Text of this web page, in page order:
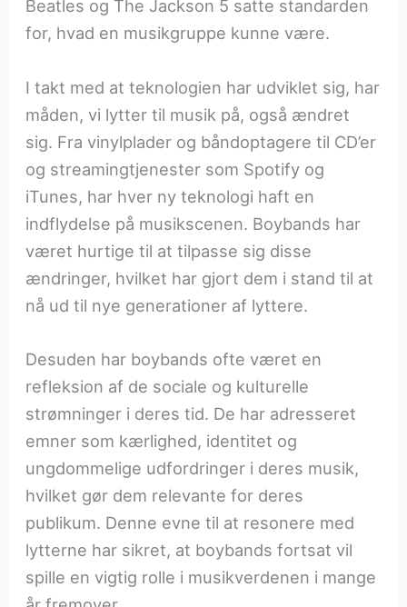
Beatles og The Jackson 5 satte standarden
for, hvad en musikgruppe kunne være.
I takt med at teknologien har udviklet sig, har
måden, vi lytter til musik på, også ændret
sig. Fra vinylplader og båndoptagere til CD’er
og streamingtjenester som Spotify og
iTunes, har hver ny teknologi haft en
indflydelse på musikscenen. Boybands har
været hurtige til at tilpasse sig disse
ændringer, hvilket har gjort dem i stand til at
nå ud til nye generationer af lyttere.
Desuden har boybands ofte været en
refleksion af de sociale og kulturelle
strømninger i deres tid. De har adresseret
emner som kærlighed, identitet og
ungdommelige udfordringer i deres musik,
hvilket gør dem relevante for deres
publikum. Denne evne til at resonere med
lytterne har sikret, at boybands fortsat vil
spille en vigtig rolle i musikverdenen i mange